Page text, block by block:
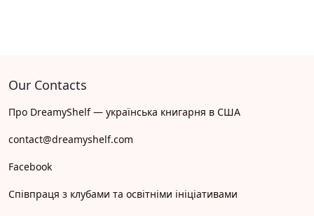
Our Contacts
Про DreamyShelf — українська книгарня в США
contact@dreamyshelf.com
Facebook
Співпраця з клубами та освітніми ініціативами